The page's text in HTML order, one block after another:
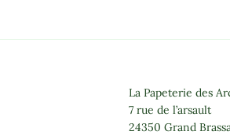
La Papeterie des
7 rue de l’arsault
24350 Grand